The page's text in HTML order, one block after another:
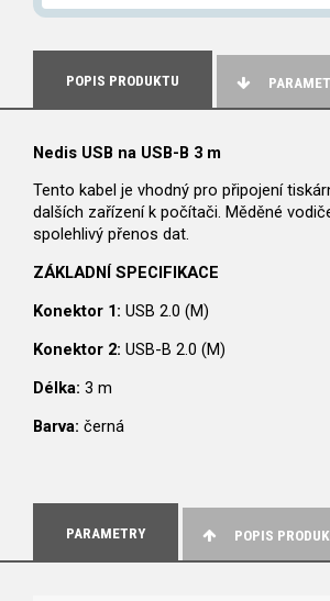
POPIS PRODUKTU
Nedis USB na USB-B 3 m
Tento kabel je vhodný pro připojení
dalších zařízení k počítači. Měděné
spolehlivý přenos dat.
ZÁKLADNÍ SPECIFIKACE
Konektor 1: USB 2.0 (M)
Konektor 2: USB-B 2.0 (M)
Délka: 3 m
Barva: černá
PARAMETRY POPIS